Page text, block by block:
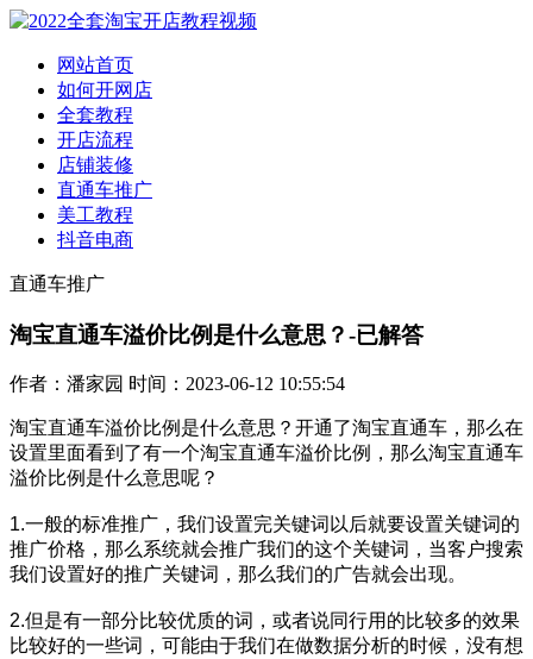
网站首页
如何开网店
全套教程
开店流程
店铺装修
直通车推广
美工教程
抖音电商
直通车推广
淘宝直通车溢价比例是什么意思？-已解答
作者：潘家园 时间：2023-06-12 10:55:54
淘宝直通车溢价比例是什么意思？开通了淘宝直通车，那么在
设置里面看到了有一个淘宝直通车溢价比例，那么淘宝直通车
溢价比例是什么意思呢？
1.一般的标准推广，我们设置完关键词以后就要设置关键词的
推广价格，那么系统就会推广我们的这个关键词，当客户搜索
我们设置好的推广关键词，那么我们的广告就会出现。
2.但是有一部分比较优质的词，或者说同行用的比较多的效果
比较好的一些词，可能由于我们在做数据分析的时候，没有想